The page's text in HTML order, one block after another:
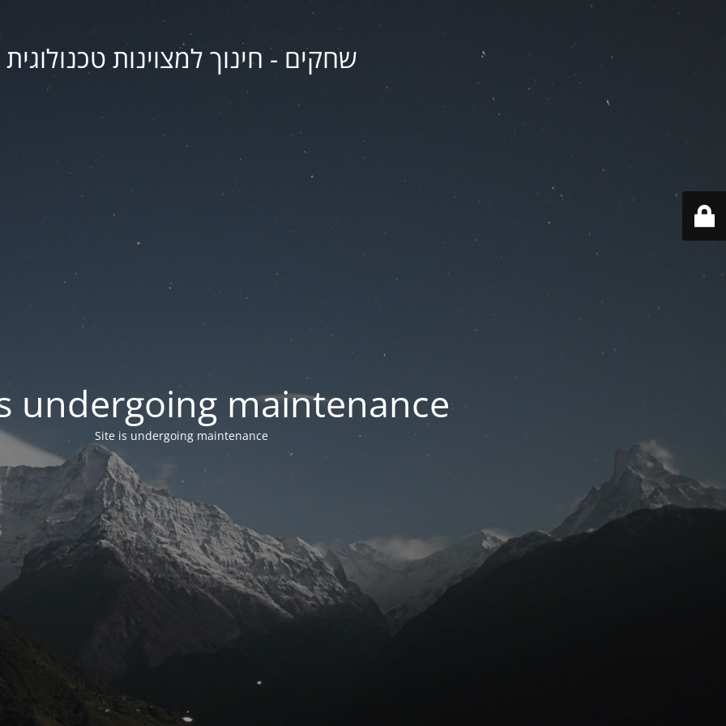
שחקים - חינוך למצוינות טכנולוגית
undergoing maintenance
Site is undergoing maintenance